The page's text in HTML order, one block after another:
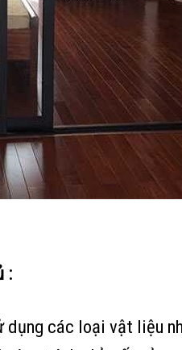
:
các loại vật liệu